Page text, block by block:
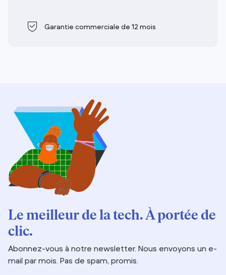
Garantie commerciale de 12 mois
Le meilleur de la tech. À portée de
clic.
Abonnez-vous à notre newsletter. Nous envoyons un e-
mail par mois. Pas de spam, promis.